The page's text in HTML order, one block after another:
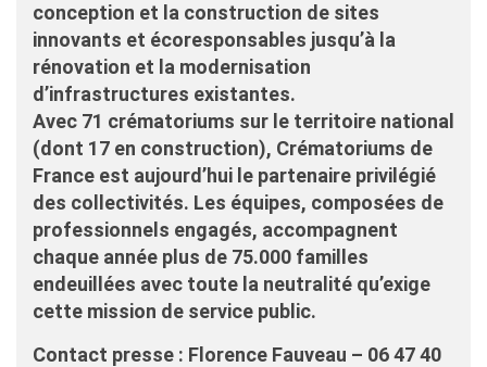
conception et la construction de sites
innovants et écoresponsables jusqu’à la
rénovation et la modernisation
d’infrastructures existantes.
Avec 71 crématoriums sur le territoire national
(dont 17 en construction), Crématoriums de
France est aujourd’hui le partenaire privilégié
des collectivités. Les équipes, composées de
professionnels engagés, accompagnent
chaque année plus de 75.000 familles
endeuillées avec toute la neutralité qu’exige
cette mission de service public.
Contact presse : Florence Fauveau – 06 47 40